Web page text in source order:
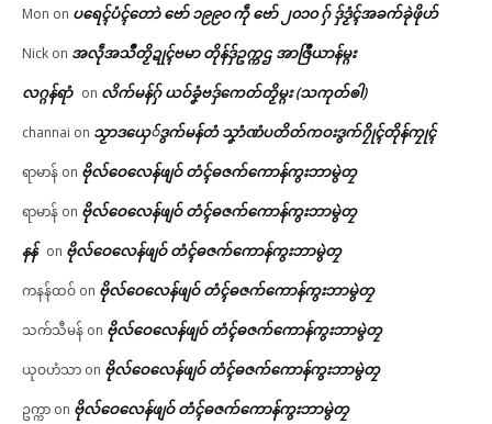
Mon on ပရေၚ်ပံၚ်တောဲ ဗော် ၁၉၉၀ ကဵု ဗော် ၂၀၁၀ ဂှ် ဒှ်ဒၟံၚ်အခက်ခုဲဖိုဟ်
Nick on အလဵုအသဳတၟိဍုၚ်ဗမာ တိုန်ဒှ်ဥက္ကဌ အာဇြဳယာန်မ္ဂး
လဂ္ဂန်ရာံ on လိက်မန်ဂှ် ယဝ်ခၞံဗဒှ်ကေတ်တၟိမ္ဂး (သကုတ်ၜါ)
channai on သၟာဒယှေ်ဒွက်မန်တံ သၞာံဏံပတိတ်ကဝးဒွက်ဂၠိုၚ်တိုန်ကၠုၚ်
ရာမာန် on ဗိုလ်ဝေလေန်ဖျဝ် တံၚ်ဓဇက်ကောန်ကွးဘာမွဲတၠ
ရာမာန် on ဗိုလ်ဝေလေန်ဖျဝ် တံၚ်ဓဇက်ကောန်ကွးဘာမွဲတၠ
နန် on ဗိုလ်ဝေလေန်ဖျဝ် တံၚ်ဓဇက်ကောန်ကွးဘာမွဲတၠ
ကနန်ထဝ် on ဗိုလ်ဝေလေန်ဖျဝ် တံၚ်ဓဇက်ကောန်ကွးဘာမွဲတၠ
သက်သီမန် on ဗိုလ်ဝေလေန်ဖျဝ် တံၚ်ဓဇက်ကောန်ကွးဘာမွဲတၠ
ယုဝဟံသာ on ဗိုလ်ဝေလေန်ဖျဝ် တံၚ်ဓဇက်ကောန်ကွးဘာမွဲတၠ
ဥက္ကာ on ဗိုလ်ဝေလေန်ဖျဝ် တံၚ်ဓဇက်ကောန်ကွးဘာမွဲတၠ